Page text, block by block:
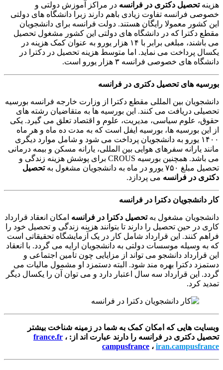
هزینهتحصیل دکتری در فرانسه در مراکز آموزش دولتی و
خصوصی فرانسه تفاوت زیادی باهم دارند زبرا دانشگاه های دولتی
این کشور معمولا رایگان هستند. دولت فرانسه برای دانشجویان
مقطع دکترا که در دانشگاه های دولتی این کشور مشغول تحصیل
می باشند، مبلغی برابر با ۱۴ هزار یورو به عنوان کمک هزینه در
یکسال پرداخت می نماید. اما متوسط هزینه تحصیل در دکترا در
دانشگاه های خصوصی فرانسه ۳ هزار یورو است.
بورسیه هایتحصیل دکتری در فرانسه
دانشجویان بین المللی مقطع دکترا از وزارت خارجه فرانسه بورسیه
تحصیلی دریافت می کنند. این بورسیه ها به متقاضیان رشته های
حقوق، علوم سیاسی، مدیریت، علوم و اقتصاد تعلق می گیرد. یکی
از این بورسیه ها، بورسیه ایفل است که به مدت ده ماه و هر ماه
۱۴۰۰ یورو به دانشجویان پرداخت می شود و شامل موارد دیگری
مانند یارانه سفرهای هوایی بین المللی، یارانه مسکن و بیمه درمانی
می باشد. همچنین بورسیه CROUS برای پوشش هزینه زندگی و
تحصیل مبلغ ۷۵۰ یورو در ماه به دانشجویان مشغول به
تحصیل
دکتری در فرانسه می پردازد.
کار دانشجویان دکترا در فرانسه
دانشجویان مشغول بهتحصیل دکترا در فرانسه امکان انعقاد قرارداد
کاری در حین تحصیل را دارند تا بتوانند هزینه زندگی و تحصیل خود را
فراهم کنند. این قرارداد شامل کار در یک آزمایشگاه تحقیقاتی است
که به وسیله موسسات دولتی به دانشجویان ارایه می گردد. با انعقاد
این قرارداد دانشجو می تواند از مزایایی چون تامین اجتماعی و
دستمزد دکترا بهره مند شود. البته دستمزد او مشمول مالیات می
گردد. این قرارداد سه سال اعتبار دارد و می توان آن را یکسال دیگر
تمدید کرد.
وبسایت هایی که امکان کمک به شما در زمینه شناخت بیشتر
تحصیل دکتری در فرانسه را دارند عبارت اند از: france.fr ،
campusfrance ، iran.campusfrance